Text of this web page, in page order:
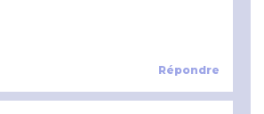
Répondre